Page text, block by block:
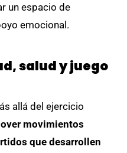
un espacio de
emocional.
salud y juego
allá del ejercicio
movimientos
que desarrollen